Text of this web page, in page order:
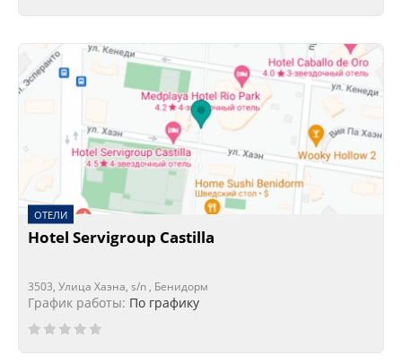
ОТЕЛИ
Hotel Servigroup Castilla
3503, Улица Хаэна, s/n , Бенидорм
График работы: По графику